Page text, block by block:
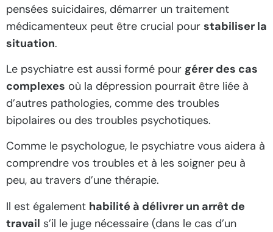
pensées suicidaires, démarrer un traitement
médicamenteux peut être crucial pour stabiliser la
situation.
Le psychiatre est aussi formé pour gérer des cas
complexes où la dépression pourrait être liée à
d’autres pathologies, comme des troubles
bipolaires ou des troubles psychotiques.
Comme le psychologue, le psychiatre vous aidera à
comprendre vos troubles et à les soigner peu à
peu, au travers d’une thérapie.
Il est également habilité à délivrer un arrêt de
travail s’il le juge nécessaire (dans le cas d’un